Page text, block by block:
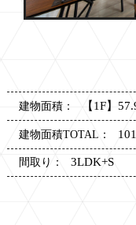
建物面積： 【1F】
建物面積TOTAL：
間取り： 3LDK+S